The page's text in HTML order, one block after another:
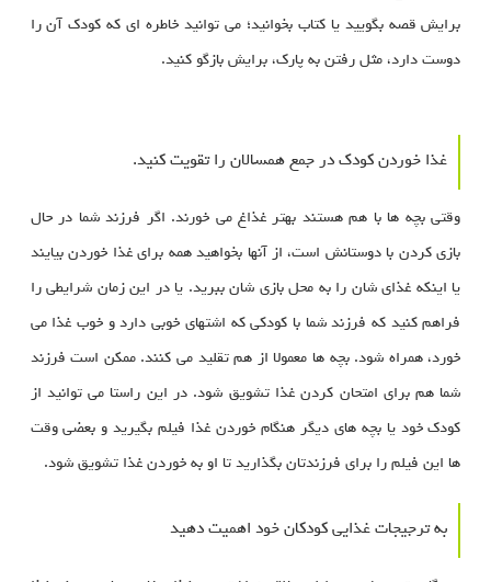
برایش قصه بگویید یا کتاب بخوانید؛ می توانید خاطره ای که کودک آن را
دوست دارد، مثل رفتن به پارک، برایش بازگو کنید.
غذا خوردن کودک در جمع همسالان را تقویت کنید.
وقتی بچه ها با هم هستند بهتر غذاغ می خورند. اگر فرزند شما در حال
بازی کردن با دوستانش است، از آنها بخواهید همه برای غذا خوردن بیایند
یا اینکه غذای شان را به محل بازی شان ببرید. یا در این زمان شرایطی را
فراهم کنید که فرزند شما با کودکی که اشتهای خوبی دارد و خوب غذا می
خورد، همراه شود. بچه ها معمولا از هم تقلید می کنند. ممکن است فرزند
شما هم برای امتحان کردن غذا تشویق شود. در این راستا می توانید از
کودک خود یا بچه های دیگر هنگام خوردن غذا فیلم بگیرید و بعضی وقت
ها این فیلم را برای فرزندتان بگذارید تا او به خوردن غذا تشویق شود.
به ترجیجات غذایی کودکان خود اهمیت دهید